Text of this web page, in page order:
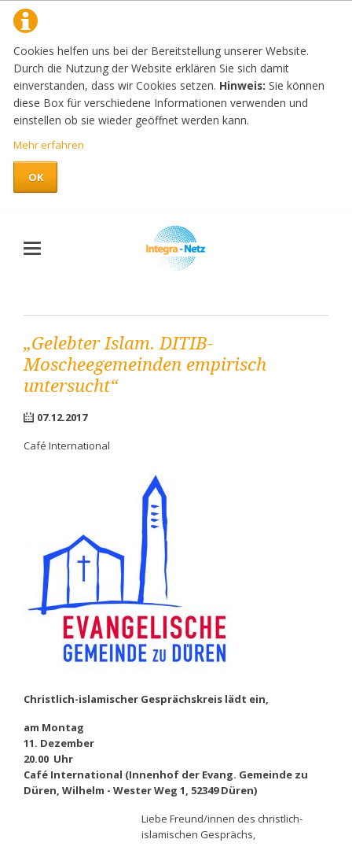
Cookies helfen uns bei der Bereitstellung unserer Website.
Durch die Nutzung der Website erklären Sie sich damit
einverstanden, dass wir Cookies setzen. Hinweis: Sie können
diese Box für verschiedene Informationen verwenden und
einstellen ob sie wieder geöffnet werden kann.
Mehr erfahren
OK
„Gelebter Islam. DITIB-
Moscheegemeinden empirisch
untersucht“
07.12.2017
Café International
Christlich-islamischer Gesprächskreis lädt ein,
am Montag
11. Dezember
20.00 Uhr
Café International (Innenhof der Evang. Gemeinde zu
Düren, Wilhelm - Wester Weg 1, 52349 Düren)
Liebe Freund/innen des christlich-
islamischen Gesprächs,